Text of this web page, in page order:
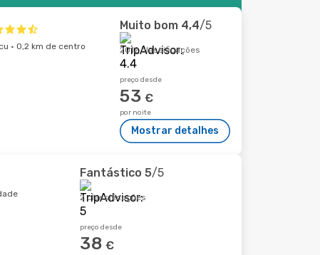
· 0,2 km de centro
Muito bom 4,4/5
2012 classificações
preço desde
53 €
por noite
Mostrar detalhes
Fantástico 5/5
2 classificações
preço desde
38 €